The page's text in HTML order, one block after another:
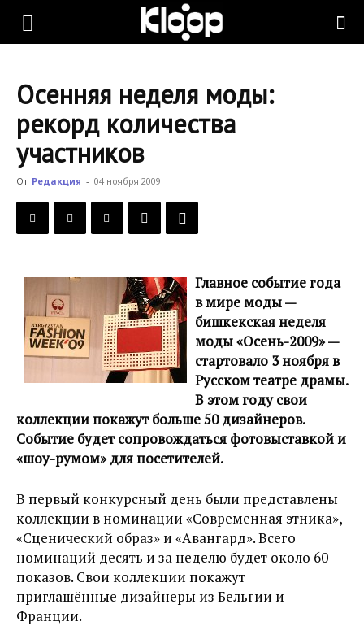
KLOOP.KG
Новости
Кыргызстана
Осенняя неделя моды:
рекорд количества
участников
От Редакция - 04 ноября 2009
Главное событие года
в мире моды —
бишкекская неделя
моды «Осень-2009» —
стартовало 3 ноября в
Русском театре драмы.
В этом году свои
коллекции покажут больше 50 дизайнеров.
Событие будет сопровождаться фотовыставкой и
«шоу-румом» для посетителей.
В первый конкурсный день были представлены
коллекции в номинации «Современная этника»,
«Сценический образ» и «Авангард». Всего
номинаций десять и за неделю будет около 60
показов. Свои коллекции покажут
приглашённые дизайнеры из Бельгии и
Франции.